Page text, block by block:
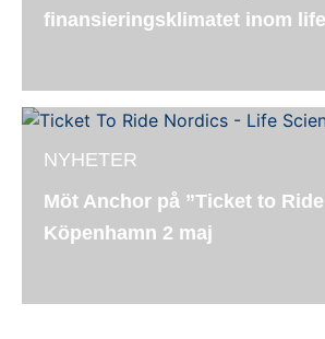
finansieringsklimatet inom
NYHETER
Möt Anchor på ”Ticket to
Köpenhamn 2 maj